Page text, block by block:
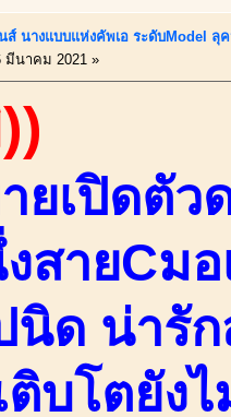
นางแบบแห่งคัพเอ ระดับModel ลุ
มีนาคม 2021 »
ยเปิดตั
สายCม
นิด น่ารั
บโตยัง